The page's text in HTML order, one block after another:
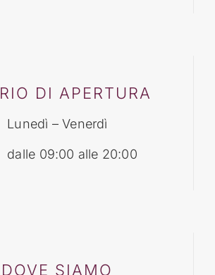
DI APERTURA
Lunedì – Venerdì
dalle 09:00 alle 20:00
DOVE SIAMO